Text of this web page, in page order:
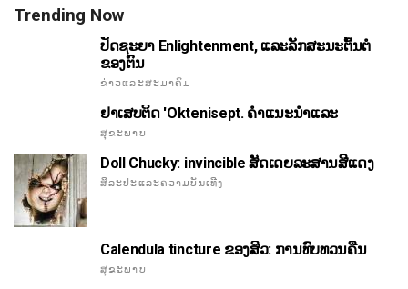
Trending Now
ປັດຊະຍາ Enlightenment, ແລະລັກສະນະຕົ້ນຕໍ
ຂອງຕົນ
ຂ່າວແລະສະມາຄົມ
ຢາເສບຕິດ 'Oktenisept. ຄໍາແນະນໍາແລະ
ສຸຂະພາບ
Doll Chucky: invincible ສັດເດຍລະສານສີແດງ
ສິລະປະແລະຄວາມບັນເທີງ
Calendula tincture ຂອງສິວ: ການທົບທວນຄືນ
ສຸຂະພາບ